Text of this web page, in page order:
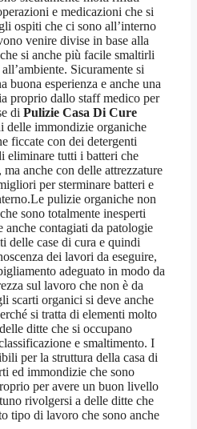
e medicazioni che si
ospiti che ci sono all’interno
venire divise in base alla
si anche più facile smaltirli
Sicuramente si
buona esperienza e anche una
proprio dallo staff medico per
di Pulizie Casa Di Cure
delle immondizie organiche
ficcate con dei detergenti
eliminare tutti i batteri che
anche con delle attrezzature
per sterminare batteri e
pulizie organiche non
sono totalmente inesperti
anche contagiati da patologie
delle case di cura e quindi
dei lavori da eseguire,
adeguato in modo da
sul lavoro che non è da
scarti organici si deve anche
si tratta di elementi molto
ditte che si occupano
e smaltimento. I
per la struttura della casa di
ed immondizie che sono
per avere un buon livello
rivolgersi a delle ditte che
tipo di lavoro che sono anche